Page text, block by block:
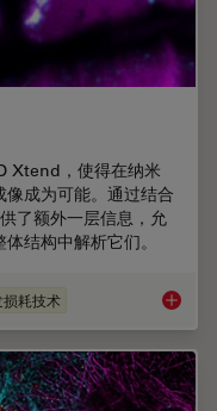
Xtend，使得在纳米
成为可能。通过结合
了额外一层信息，允
结构中解析它们。
耗技术 细胞活